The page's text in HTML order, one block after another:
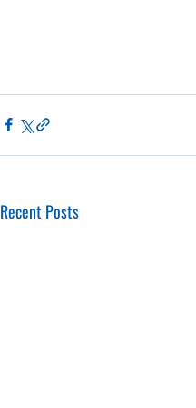
Recent Posts